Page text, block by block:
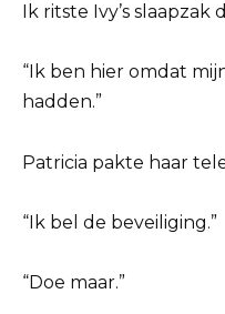
Ik ritste Ivy’s slaapzak
“Ik ben hier omdat
hadden.”
Patricia pakte haar
“Ik bel de beveiliging.”
“Doe maar.”